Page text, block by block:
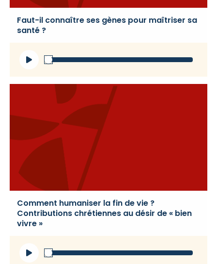
Faut-il connaître ses gènes pour maîtriser sa
santé ?
Lecteur
audio
Comment humaniser la fin de vie ?
Contributions chrétiennes au désir de « bien
vivre »
Lecteur
audio